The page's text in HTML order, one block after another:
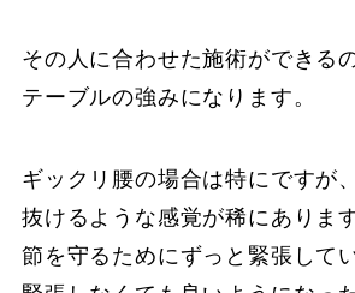
その人に合わせた施術ができる
テーブルの強みになります。
ギックリ腰の場合は特にですが
抜けるような感覚が稀にありま
節を守るためにずっと緊張して